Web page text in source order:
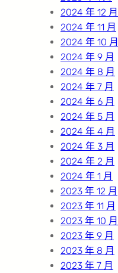
2024 年 12 月
2024 年 11 月
2024 年 10 月
2024 年 9 月
2024 年 8 月
2024 年 7 月
2024 年 6 月
2024 年 5 月
2024 年 4 月
2024 年 3 月
2024 年 2 月
2024 年 1 月
2023 年 12 月
2023 年 11 月
2023 年 10 月
2023 年 9 月
2023 年 8 月
2023 年 7 月